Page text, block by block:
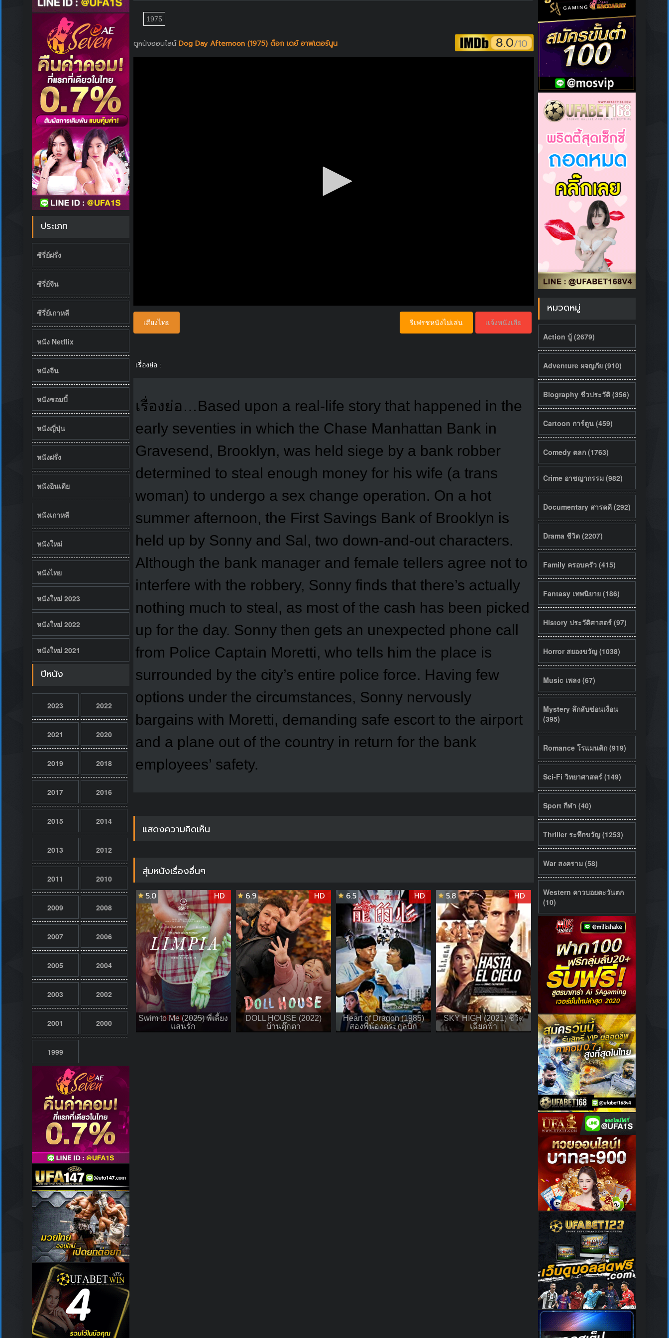
ประเภท
ซีรี่ย์ฝรั่ง
ซีรี่ย์จีน
ซีรี่ย์เกาหลี
หนัง Netflix
หนังจีน
หนังซอมบี้
หนังญี่ปุ่น
หนังฝรั่ง
หนังอินเดีย
หนังเกาหลี
หนังใหม่
หนังไทย
หนังใหม่ 2023
หนังใหม่ 2022
หนังใหม่ 2021
ปีหนัง
2023 2022
2021 2020
2019 2018
2017 2016
2015 2014
2013 2012
2011 2010
2009 2008
2007 2006
2005 2004
2003 2002
2001 2000
1999
1975
ดูหนังออนไลน์Dog Day Afternoon (1975) ด็อก เดย์ อาฟเตอร์นูน 8.0/10
เสียงไทย เเจ้งหนังเสีย
รีเฟรชหนังไม่เล่น
เรื่องย่อ :
เรื่องย่อ…Based upon a real-life story that happened in the
early seventies in which the Chase Manhattan Bank in
Gravesend, Brooklyn, was held siege by a bank robber
determined to steal enough money for his wife (a trans
woman) to undergo a sex change operation. On a hot
summer afternoon, the First Savings Bank of Brooklyn is
held up by Sonny and Sal, two down-and-out characters.
Although the bank manager and female tellers agree not to
interfere with the robbery, Sonny finds that there’s actually
nothing much to steal, as most of the cash has been picked
up for the day. Sonny then gets an unexpected phone call
from Police Captain Moretti, who tells him the place is
surrounded by the city’s entire police force. Having few
options under the circumstances, Sonny nervously
bargains with Moretti, demanding safe escort to the airport
and a plane out of the country in return for the bank
employees’ safety.
แสดงความคิดเห็น
สุ่มหนังเรื่องอื่นๆ
Swim to Me (2025) พี่เลี้ยง
แสนรัก
5.0 HD
DOLL HOUSE (2022)
บ้านตุ๊กตา
6.9 HD
Heart of Dragon (1985)
สองพี่น้องตระกูลบิ๊ก
6.5 HD
SKY HIGH (2021) ชีวิต
เฉียดฟ้า
5.8 HD
หมวดหมู่
Action บู้ (2679)
Adventure ผจญภัย (910)
Biography ชีวประวัติ (356)
Cartoon การ์ตูน (459)
Comedy ตลก (1763)
Crime อาชญากรรม (982)
Documentary สารคดี (292)
Drama ชีวิต (2207)
Family ครอบครัว (415)
Fantasy เทพนิยาย (186)
History ประวัติศาสตร์ (97)
Horror สยองขวัญ (1038)
Music เพลง (67)
Mystery ลึกลับซ่อนเงื่อน
(395)
Romance โรแมนติก (919)
Sci-Fi วิทยาศาสตร์ (149)
Sport กีฬา (40)
Thriller ระทึกขวัญ (1253)
War สงคราม (58)
Western คาวบอยตะวันตก
(10)